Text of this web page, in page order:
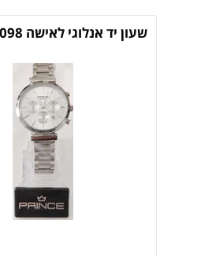
שעון יד אנלוגי לאישה 9098 PRINCE